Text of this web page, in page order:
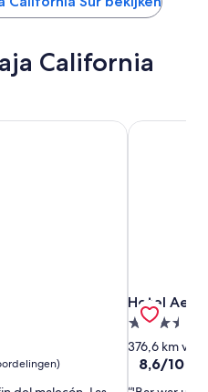
California
Hotel
Hotel
3.5-
376,6 km van
8.6
8,6/10
Hotel